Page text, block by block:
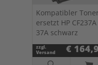
Kompatibler
ersetzt HP CF237A
37A schwarz
zzgl.
Versand
€